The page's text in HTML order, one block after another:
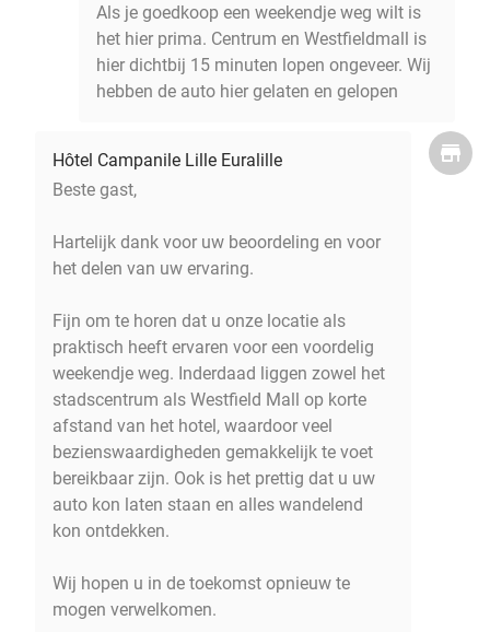
Als je goedkoop een weekendje weg wilt is
het hier prima. Centrum en Westfieldmall is
hier dichtbij 15 minuten lopen ongeveer. Wij
hebben de auto hier gelaten en gelopen
Hôtel Campanile Lille Euralille
Beste gast,
Hartelijk dank voor uw beoordeling en voor
het delen van uw ervaring.
Fijn om te horen dat u onze locatie als
praktisch heeft ervaren voor een voordelig
weekendje weg. Inderdaad liggen zowel het
stadscentrum als Westfield Mall op korte
afstand van het hotel, waardoor veel
bezienswaardigheden gemakkelijk te voet
bereikbaar zijn. Ook is het prettig dat u uw
auto kon laten staan en alles wandelend
kon ontdekken.
Wij hopen u in de toekomst opnieuw te
mogen verwelkomen.